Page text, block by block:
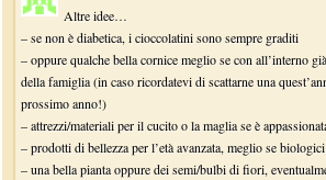
Altre idee…
– se non è diabetica, i cioccolatini sono sempre graditi
– oppure qualche bella cornice meglio se con all’interno
della famiglia (in caso ricordatevi di scattarne una
prossimo anno!)
– attrezzi/materiali per il cucito o la maglia se è
– prodotti di bellezza per l’età avanzata, meglio se biologici
– una bella pianta oppure dei semi/bulbi di fiori,